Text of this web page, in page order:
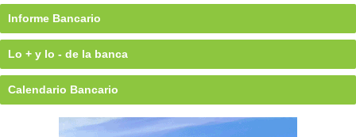
Informe Bancario
Lo + y lo - de la banca
Calendario Bancario